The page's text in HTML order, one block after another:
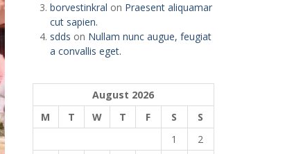
borvestinkral on Praesent aliquamar
cut sapien.
sdds on Nullam nunc augue, feugiat
a convallis eget.
August 2026
M
T W T F S
S
1
2